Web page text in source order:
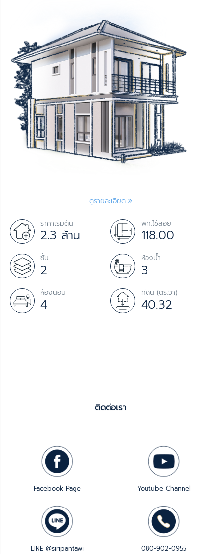
ดูรายละเอียด
ราคาเริ่มต้น
2.3 ล้าน
พท.ใช้สอย
118.00
ชั้น
2
ห้องน้ำ
3
ห้องนอน
4
ที่ดิน (ตร.วา)
40.32
ติดต่อเรา
Facebook Page Youtube Channel
LINE @siripantawi 080-902-0955